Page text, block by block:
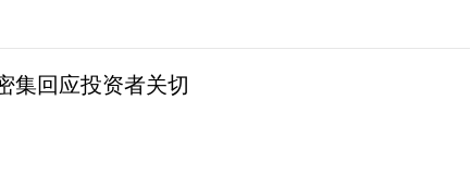
集回应投资者关切